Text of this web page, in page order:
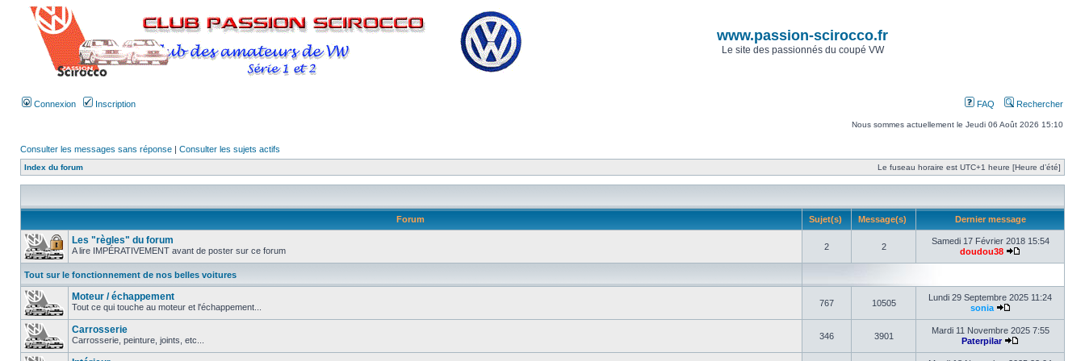
www.passion-scirocco.fr
Le site des passionnés du coupé VW
Connexion Inscription FAQ Rechercher
Nous sommes actuellement le Jeudi 06 Août 2026 15:10
Consulter les messages sans réponse | Consulter les sujets actifs
Index du forum Le fuseau horaire est UTC+1 heure [Heure d’été]
Forum Sujet(s) Message(s) Dernier message
Les "règles" du forum
A lire IMPÉRATIVEMENT avant de poster sur ce forum 2 2
Samedi 17 Février 2018 15:54
doudou38
Tout sur le fonctionnement de nos belles voitures
Moteur / échappement
Tout ce qui touche au moteur et l'échappement... 767 10505
Lundi 29 Septembre 2025 11:24
sonia
Carrosserie
Carrosserie, peinture, joints, etc... 346 3901
Mardi 11 Novembre 2025 7:55
Paterpilar